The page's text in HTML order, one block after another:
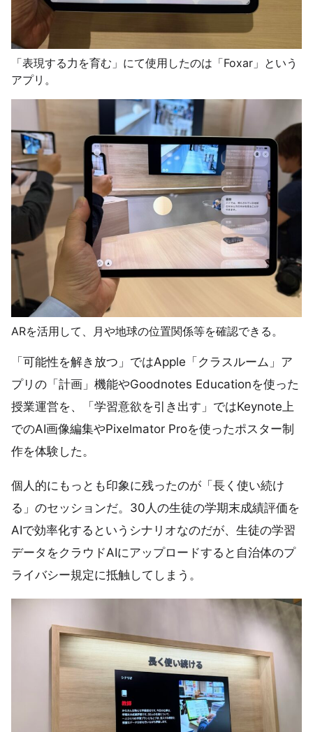
「表現する力を育む」にて使用したのは「Foxar」という
アプリ。
ARを活用して、月や地球の位置関係等を確認できる。
「可能性を解き放つ」ではApple「クラスルーム」ア
プリの「計画」機能やGoodnotes Educationを使った
授業運営を、「学習意欲を引き出す」ではKeynote上
でのAI画像編集やPixelmator Proを使ったポスター制
作を体験した。
個人的にもっとも印象に残ったのが「長く使い続け
る」のセッションだ。30人の生徒の学期末成績評価を
AIで効率化するというシナリオなのだが、生徒の学習
データをクラウドAIにアップロードすると自治体のプ
ライバシー規定に抵触してしまう。